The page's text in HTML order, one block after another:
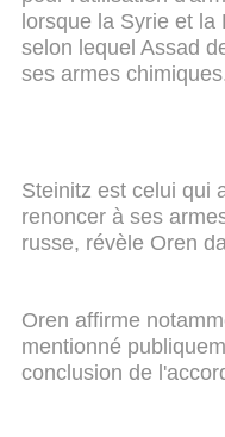
lorsque la Syrie et
selon lequel Assad
ses armes
Steinitz est celui qui
renoncer à ses
russe, révèle Oren
Oren affirme
mentionné
conclusion de